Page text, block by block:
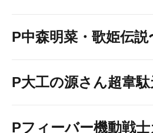
P中森明菜・歌姫伝
P大工の源さん超韋
Pフィーバー機動戦